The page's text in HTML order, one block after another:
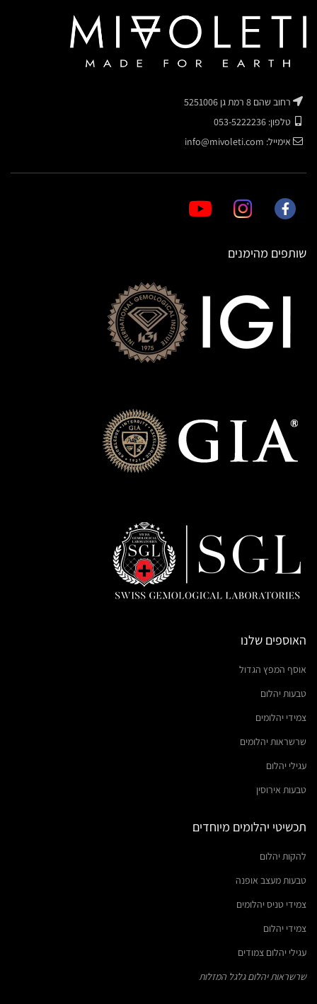
רחוב שהם 8 רמת גן 5251006
טלפון: 053-5222236
אימייל: info@mivoleti.com
שותפים מהימנים
האוספים שלנו
אוסף המפץ הגדול
טבעות יהלום
צמידי יהלומים
שרשראות יהלומים
עגילי יהלום
טבעות אירוסין
תכשיטי יהלומים מיוחדים
להקות יהלום
טבעות מעצב אופנה
צמידי טניס יהלומים
צמידי יהלום
עגילי יהלום צמודים
שרשראות יהלום גלגל המזלות